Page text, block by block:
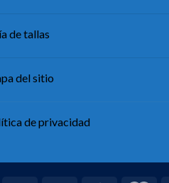
de tallas
del sitio
de privacidad